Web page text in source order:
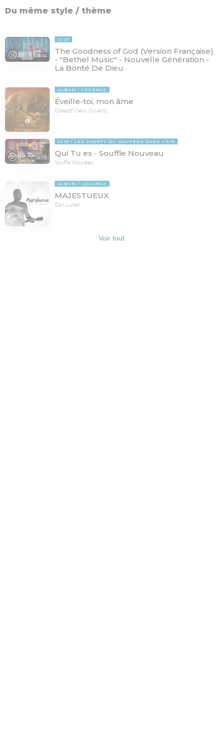
Du même style / thème
05:04
CLIP
The Goodness of God (Version Française)
- "Bethel Music" - Nouvelle Génération -
La Bonté De Dieu
ALBUM LOUANGE
Éveille-toi, mon âme
Collectif Cieux Ouverts
04:05
CLIP LES CHANTS DU NOUVEAU DANS L'AIR
Qui Tu es - Souffle Nouveau
Souffle Nouveau
ALBUM LOUANGE
MAJESTUEUX
Dan Luiten
Voir tout